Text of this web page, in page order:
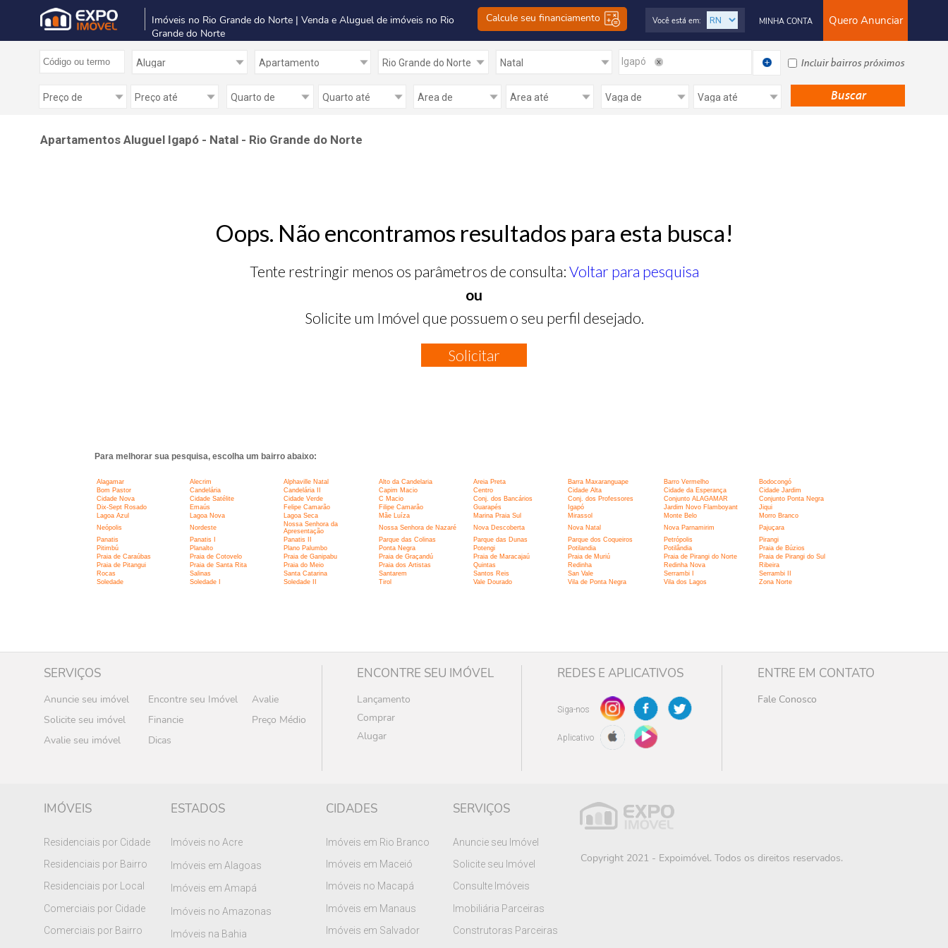
Imóveis no Rio Grande do Norte | Venda e Aluguel de imóveis no Rio
Grande do Norte
Calcule seu financiamento Quero Anunciar
MINHA CONTA
Você está em:
Igapó Incluir bairros próximos
Apartamentos Aluguel Igapó - Natal - Rio Grande do Norte
Oops. Não encontramos resultados para esta busca!
Tente restringir menos os parâmetros de consulta: Voltar para pesquisa
ou
Solicite um Imóvel que possuem o seu perfil desejado.
Solicitar
Para melhorar sua pesquisa, escolha um bairro abaixo:
Alagamar Alecrim Alphaville Natal Alto da Candelaria Areia Preta Barra Maxaranguape Barro Vermelho
Bodocongó
Bom Pastor
Candelária Candelária II Capim Macio Centro Cidade Alta Cidade da Esperança
Cidade Jardim
Cidade Nova
Cidade Satélite Cidade Verde C Macio Conj. dos Bancários Conj. dos Professores Conjunto ALAGAMAR
Conjunto Ponta Negra
Dix-Sept Rosado
Emaús Felipe Camarão Filipe Camarão Guarapés Igapó Jardim Novo Flamboyant
Jiqui
Lagoa Azul
Lagoa Nova Lagoa Seca Mãe Luíza Marina Praia Sul Mirassol Monte Belo
Morro Branco
Neópolis
Nordeste
Nossa Senhora da
Apresentação
Nossa Senhora de Nazaré Nova Descoberta Nova Natal Nova Parnamirim
Pajuçara
Panatis
Panatis I Panatis II Parque das Colinas Parque das Dunas Parque dos Coqueiros Petrópolis
Pirangi
Pitimbú
Planalto Plano Palumbo Ponta Negra Potengi Potilandia Potilândia
Praia de Búzios
Praia de Caraúbas
Praia de Cotovelo Praia de Ganipabu Praia de Graçandú Praia de Maracajaú Praia de Muriú Praia de Pirangi do Norte
Praia de Pirangi do Sul
Praia de Pitangui
Praia de Santa Rita Praia do Meio Praia dos Artistas Quintas Redinha Redinha Nova
Ribeira
Rocas
Salinas Santa Catarina Santarem Santos Reis San Vale Serrambi I
Serrambi II
Soledade
Soledade I Soledade II Tirol Vale Dourado Vila de Ponta Negra Vila dos Lagos Zona Norte
SERVIÇOS
Anuncie seu imóvel Encontre seu Imóvel
Avalie
Solicite seu imóvel
Financie
Preço Médio
Avalie seu imóvel
Dicas
ENCONTRE SEU IMÓVEL
Lançamento
Comprar
Alugar
REDES E APLICATIVOS
Siga-nos
Aplicativo
ENTRE EM CONTATO
Fale Conosco
IMÓVEIS
Residenciais por Cidade
Residenciais por Bairro
Residenciais por Local
Comerciais por Cidade
Comerciais por Bairro
ESTADOS
Imóveis no Acre
Imóveis em Alagoas
Imóveis em Amapá
Imóveis no Amazonas
Imóveis na Bahia
CIDADES
Imóveis em Rio Branco
Imóveis em Maceió
Imóveis no Macapá
Imóveis em Manaus
Imóveis em Salvador
SERVIÇOS
Anuncie seu Imóvel
Solicite seu Imóvel
Consulte Imóveis
Imobiliária Parceiras
Construtoras Parceiras
Copyright 2021 - Expoimóvel. Todos os direitos reservados.